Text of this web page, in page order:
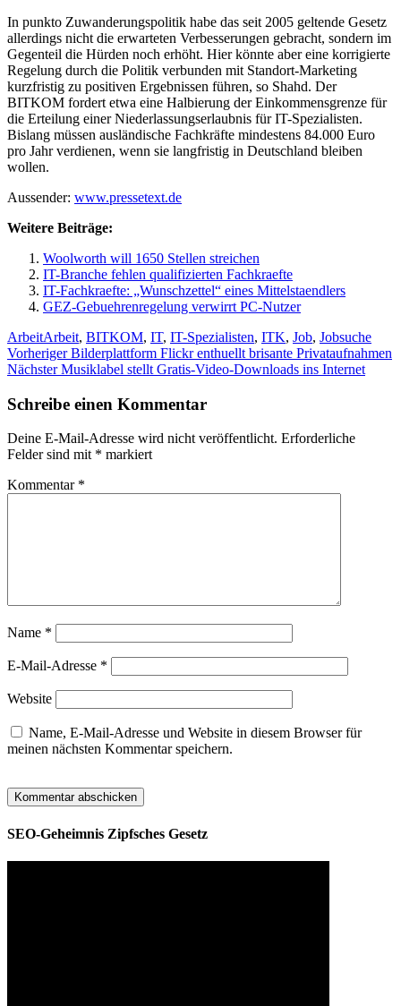
In punkto Zuwanderungspolitik habe das seit 2005 geltende Gesetz
allerdings nicht die erwarteten Verbesserungen gebracht, sondern im
Gegenteil die Hürden noch erhöht. Hier könnte aber eine korrigierte
Regelung durch die Politik verbunden mit Standort-Marketing
kurzfristig zu positiven Ergebnissen führen, so Shahd. Der
BITKOM fordert etwa eine Halbierung der Einkommensgrenze für
die Erteilung einer Niederlassungserlaubnis für IT-Spezialisten.
Bislang müssen ausländische Fachkräfte mindestens 84.000 Euro
pro Jahr verdienen, wenn sie langfristig in Deutschland bleiben
wollen.
Aussender: www.pressetext.de
Weitere Beiträge:
Woolworth will 1650 Stellen streichen
IT-Branche fehlen qualifizierten Fachkraefte
IT-Fachkraefte: „Wunschzettel“ eines Mittelstaendlers
GEZ-Gebuehrenregelung verwirrt PC-Nutzer
Kategorien
ArbeitSchlagwörter
Arbeit, BITKOM, IT, IT-Spezialisten, ITK, Job, Jobsuche
Beitragsnavigation
VorherigerVorheriger
Beitrag:
Bilderplattform Flickr enthuellt brisante Privataufnahmen
NächsterNächster
Musiklabel stellt Gratis-Video-Downloads ins Internet
Schreibe einen Kommentar
Deine E-Mail-Adresse wird nicht veröffentlicht. Erforderliche
Felder sind mit * markiert
Kommentar *
Name *
E-Mail-Adresse *
Website
Name, E-Mail-Adresse und Website in diesem Browser für
meinen nächsten Kommentar speichern.
SEO-Geheimnis Zipfsches Gesetz